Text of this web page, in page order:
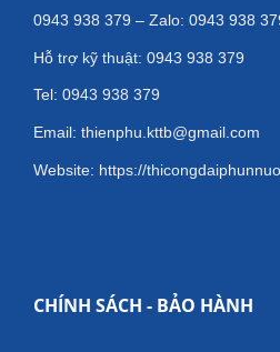
MST : 0315037067
0943 938 379 – Zalo: 0943 938 379
Hỗ trợ kỹ thuật: 0943 938 379
Tel: 0943 938 379
Email: thienphu.kttb@gmail.com